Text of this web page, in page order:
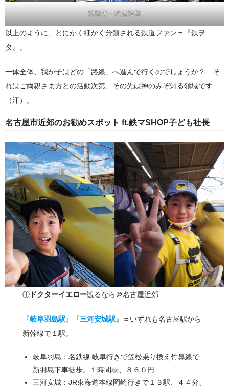
模型鉄・鉄道模型
以上のように、とにかく細かく分類される鉄道ファン＝『鉄ヲ
タ』。
一体全体、我が子はどの「路線」へ進んで行くのでしょうか？ そ
れはご両親さま方との活動次第、その先は神のみぞ知る領域です
（汗）。
名古屋市近郊のお勧めスポット ft.鉄マSHOP子ども社長
① ドクターイエロー観るなら＠名古屋近郊
『岐阜羽島駅 』『三河安城駅 』＝いずれも名古屋駅から
新幹線で１駅。
岐阜羽島：名鉄線 岐阜行きで笠松乗り換え竹鼻線で
新羽島下車徒歩。１時間弱、８６０円
三河安城：JR東海道本線岡崎行きで１３駅、４４分、